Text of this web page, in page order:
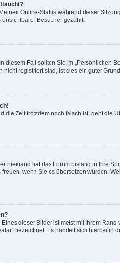
Online-Status während dieser
Besucher gezählt.
Fall sollten Sie im „Persönlichen
registriert sind, ist dies ein guter
Zeit trotzdem noch falsch ist, geht die
niemand hat das Forum bislang in Ihre
wenn Sie es übersetzen würden.
dieser Bilder ist meist mit Ihrem
bezeichnet. Es handelt sich hierbei